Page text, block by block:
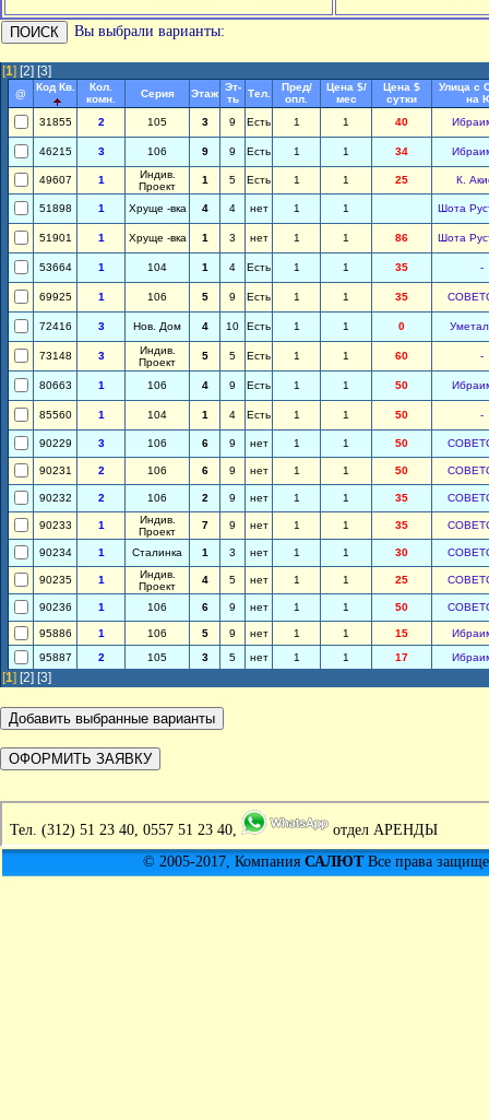
Вы выбрали варианты:
[1] [2] [3]
@
Код Кв.
Кол.
комн.
Серия Этаж
Эт-
ть
Тел.
Пред/
опл.
Цена $/
мес
Цена $
сутки
Улица с
на
31855
2 105 3 9 Есть 1 1 40
46215 3 106 9 9 Есть 1 1 34
49607 1
Индив.
Проект
1 5 Есть 1 1 25 К.
51898 1 Хруще -вка 4 4 нет 1 1 Шота
51901 1 Хруще -вка 1 3 нет 1 1 86 Шота
53664 1 104 1 4 Есть 1 1 35 -
69925 1 106 5 9 Есть 1 1 35
72416 3 Нов. Дом 4 10 Есть 1 1 0
73148 3
Индив.
Проект
5 5 Есть 1 1 60 -
80663 1 106 4 9 Есть 1 1 50
85560 1 104 1 4 Есть 1 1 50 -
90229 3 106 6 9 нет 1 1 50
90231 2 106 6 9 нет 1 1 50
90232 2 106 2 9 нет 1 1 35
90233 1
Индив.
Проект
7 9 нет 1 1 35
90234 1 Сталинка 1 3 нет 1 1 30
90235 1
Индив.
Проект
4 5 нет 1 1 25
90236 1 106 6 9 нет 1 1 50
95886 1 106 5 9 нет 1 1 15
95887
2 105 3 5 нет 1 1 17
[1] [2] [3]
Тел. (312) 51 23 40, 0557 51 23 40,
отдел АРЕНДЫ
© 2005-2017, Компания САЛЮТВсе права